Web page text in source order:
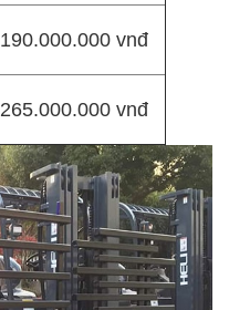
190.000.000 vnđ
265.000.000 vnđ